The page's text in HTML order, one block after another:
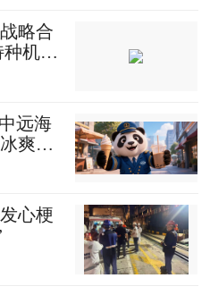
略合
机器
远海
爽夏
心梗